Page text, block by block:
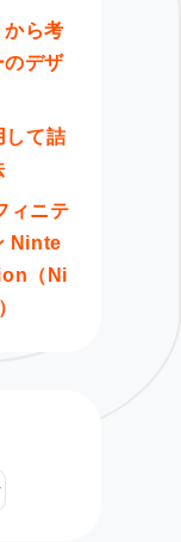
から考
のデザ
して詰
ィニテ
Ninte
（Ni